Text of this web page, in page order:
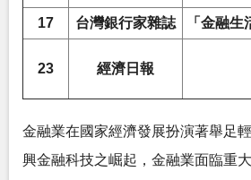
17 台灣銀行家雜誌 「金融
23 經濟日報
金融業在國家經濟發展扮演著舉足
興金融科技之崛起，金融業面臨重